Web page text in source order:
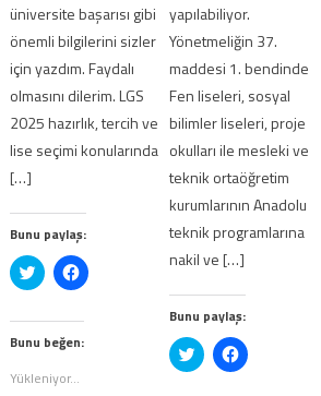
üniversite başarısı gibi
önemli bilgilerini sizler
için yazdım. Faydalı
olmasını dilerim. LGS
2025 hazırlık, tercih ve
lise seçimi konularında
[…]
Bunu paylaş:
Twitter
üzerinde
tıklayın
(Yeni
pencerede
Facebook'ta
paylaşmak
(Yeni
pencerede
Bunu beğen:
Yükleniyor...
yapılabiliyor.
Yönetmeliğin 37.
maddesi 1. bendinde
Fen liseleri, sosyal
bilimler liseleri, proje
okulları ile mesleki ve
teknik ortaöğretim
kurumlarının Anadolu
teknik programlarına
nakil ve […]
Bunu paylaş:
Twitter
üzerinde
Facebook'ta
paylaşmak